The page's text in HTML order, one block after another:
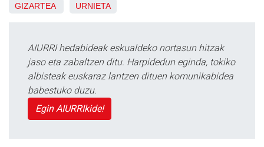
GIZARTEA URNIETA
AIURRI hedabideak eskualdeko nortasun hitzak
jaso eta zabaltzen ditu. Harpidedun eginda, tokiko
albisteak euskaraz lantzen dituen komunikabidea
babestuko duzu.
Egin AIURRIkide!